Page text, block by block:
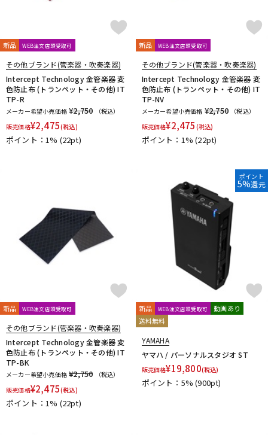
新品 WEB注文店頭受取可
その他ブランド(管楽器・吹奏楽器)
Intercept Technology 金管楽器 変
色防止布 (トランペット・その他) IT
TP-R
メーカー希望小売価格 ¥2,750
（税込）
販売価格¥2,475(税込)
ポイント：1% (22pt)
新品 WEB注文店頭受取可
その他ブランド(管楽器・吹奏楽器)
Intercept Technology 金管楽器 変
色防止布 (トランペット・その他) IT
TP-NV
メーカー希望小売価格 ¥2,750
（税込）
販売価格¥2,475 (税込)
ポイント：1%(22pt)
新品 WEB注文店頭受取可
その他ブランド(管楽器・吹奏楽器)
Intercept Technology 金管楽器 変
色防止布 (トランペット・その他) IT
TP-BK
メーカー希望小売価格 ¥2,750
（税込）
販売価格¥2,475(税込)
ポイント：1% (22pt)
ポイント
5%還元
新品 WEB注文店頭受取可
動画あり
送料無料
YAMAHA
ヤマハ / パーソナルスタジオ ST
販売価格¥19,800(税込)
ポイント：5%(900pt)